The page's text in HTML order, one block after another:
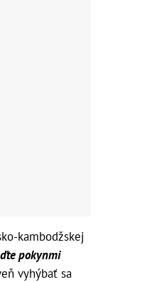
kambodžskej
pokynmi
vyhýbať sa